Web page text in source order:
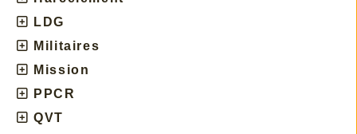
LDG
Militaires
Mission
PPCR
QVT